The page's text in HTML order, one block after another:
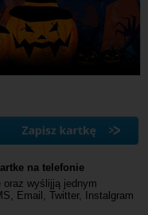
na telefonie
oraz wyślijją jednym
Email, Twitter, Instalgram